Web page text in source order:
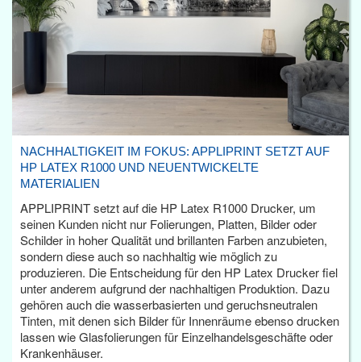
NACHHALTIGKEIT IM FOKUS: APPLIPRINT SETZT AUF
HP LATEX R1000 UND NEUENTWICKELTE
MATERIALIEN
APPLIPRINT setzt auf die HP Latex R1000 Drucker, um
seinen Kunden nicht nur Folierungen, Platten, Bilder oder
Schilder in hoher Qualität und brillanten Farben anzubieten,
sondern diese auch so nachhaltig wie möglich zu
produzieren. Die Entscheidung für den HP Latex Drucker fiel
unter anderem aufgrund der nachhaltigen Produktion. Dazu
gehören auch die wasserbasierten und geruchsneutralen
Tinten, mit denen sich Bilder für Innenräume ebenso drucken
lassen wie Glasfolierungen für Einzelhandelsgeschäfte oder
Krankenhäuser.